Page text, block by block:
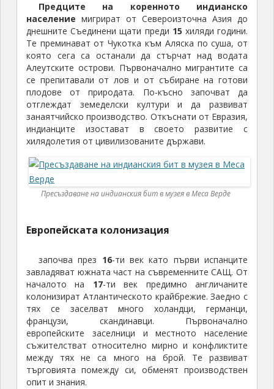
Предците на коренното индианско
население мигрират от Североизточна Азия до
днешните Съединени щати преди 15 хиляди години.
Те преминават от Чукотка към Аляска по суша, от
която сега са останали да стърчат над водата
Алеутските острови. Първоначално мигрантите са
се препитавали от лов и от събиране на готови
плодове от природата. По-късно започват да
отглеждат земеделски култури и да развиват
занаятчийско производство. Откъснати от Евразия,
индианците изостават в своето развитие с
хилядолетия от цивилизованите държави.
Пресъздаване на индианския бит в музея в Меса Верде
Европейската колонизация
започва през 16-ти век като първи испанците
завладяват южната част на съвременните САЩ. От
началото на 17-ти век предимно англичаните
колонизират Атлантическото крайбрежие. Заедно с
тях се заселват много холандци, германци,
французи, скандинавци. Първоначално
европейските заселници и местното население
съжителстват относително мирно и конфликтите
между тях не са много на брой. Те развиват
търговията помежду си, обменят производствен
опит и знания.